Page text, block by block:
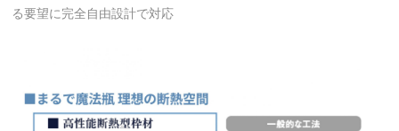
る要望に完全自由設計で対応